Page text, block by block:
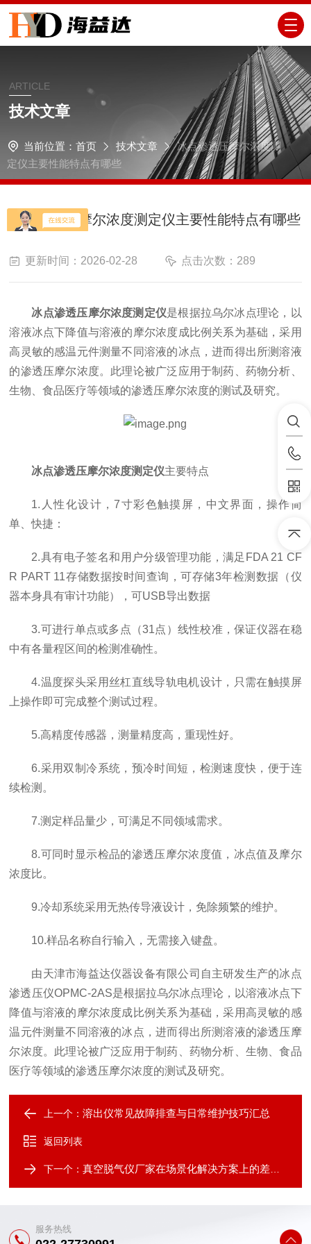
ARTICLE
技术文章
当前位置： 首页 技术文章
冰点渗透压摩尔浓度测
定仪主要性能特点有哪些
冰点渗透压摩尔浓度测定仪主要性能特点有哪些
更新时间：2026-02-28 点击次数：289
冰点渗透压摩尔浓度测定仪是根据拉乌尔冰点理论，以
溶液冰点下降值与溶液的摩尔浓度成比例关系为基础，采用
高灵敏的感温元件测量不同溶液的冰点，进而得出所测溶液
的渗透压摩尔浓度。此理论被广泛应用于制药、药物分析、
生物、食品医疗等领域的渗透压摩尔浓度的测试及研究。
冰点渗透压摩尔浓度测定仪主要特点
1.人性化设计，7寸彩色触摸屏，中文界面，操作简
单、快捷：
2.具有电子签名和用户分级管理功能，满足FDA 21 CF
R PART 11存储数据按时间查询，可存储3年检测数据（仪
器本身具有审计功能），可USB导出数据
3.可进行单点或多点（31点）线性校准，保证仪器在稳
中有各量程区间的检测准确性。
4.温度探头采用丝杠直线导轨电机设计，只需在触摸屏
上操作即可完成整个测试过程。
5.高精度传感器，测量精度高，重现性好。
6.采用双制冷系统，预冷时间短，检测速度快，便于连
续检测。
7.测定样品量少，可满足不同领域需求。
8.可同时显示检品的渗透压摩尔浓度值，冰点值及摩尔
浓度比。
9.冷却系统采用无热传导液设计，免除频繁的维护。
10.样品名称自行输入，无需接入键盘。
由天津市海益达仪器设备有限公司自主研发生产的冰点
渗透压仪OPMC-2AS是根据拉乌尔冰点理论，以溶液冰点下
降值与溶液的摩尔浓度成比例关系为基础，采用高灵敏的感
温元件测量不同溶液的冰点，进而得出所测溶液的渗透压摩
尔浓度。此理论被广泛应用于制药、药物分析、生物、食品
医疗等领域的渗透压摩尔浓度的测试及研究。
上一个：溶出仪常见故障排查与日常维护技巧汇总
返回列表
下一个：真空脱气仪厂家在场景化解决方案上的差异化竞争
服务热线